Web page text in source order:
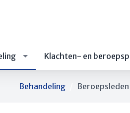
Klachten- en
Behandeling